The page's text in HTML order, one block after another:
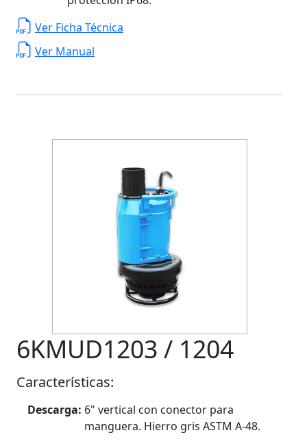
Ver Ficha Técnica
Ver Manual
6KMUD1203 / 1204
Características:
Descarga: 6" vertical con conector para
manguera. Hierro gris ASTM A-48.